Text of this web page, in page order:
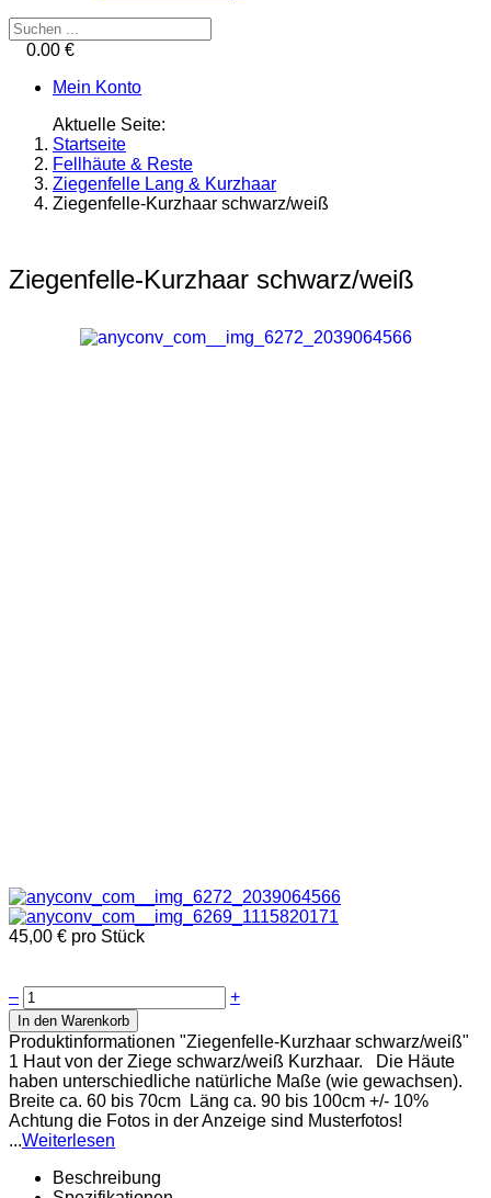
0.00 €
Mein Konto
Aktuelle Seite:
Startseite
Fellhäute & Reste
Ziegenfelle Lang & Kurzhaar
Ziegenfelle-Kurzhaar schwarz/weiß
Ziegenfelle-Kurzhaar schwarz/weiß
45,00 € pro Stück
– +
In den Warenkorb
Produktinformationen "Ziegenfelle-Kurzhaar schwarz/weiß"
1 Haut von der Ziege schwarz/weiß Kurzhaar. Die Häute
haben unterschiedliche natürliche Maße (wie gewachsen).
Breite ca. 60 bis 70cm Läng ca. 90 bis 100cm +/- 10%
Achtung die Fotos in der Anzeige sind Musterfotos!
...Weiterlesen
Beschreibung